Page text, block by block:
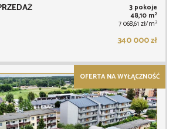
3 pokoje
48,10 m2
7 068,61 zł/m2
340 000 zł
OFERTA NA WYŁĄCZNOŚĆ